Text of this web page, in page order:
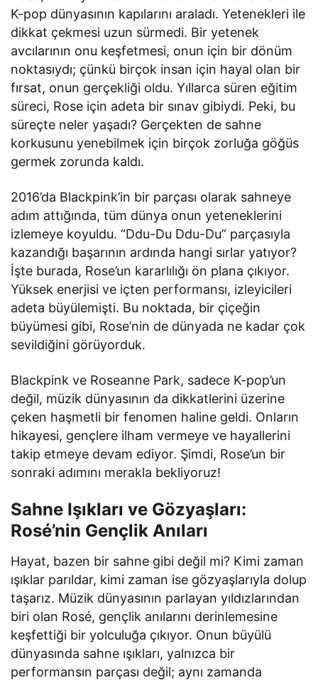
K-pop dünyasının kapılarını araladı. Yetenekleri ile
dikkat çekmesi uzun sürmedi. Bir yetenek
avcılarının onu keşfetmesi, onun için bir dönüm
noktasıydı; çünkü birçok insan için hayal olan bir
fırsat, onun gerçekliği oldu. Yıllarca süren eğitim
süreci, Rose için adeta bir sınav gibiydi. Peki, bu
süreçte neler yaşadı? Gerçekten de sahne
korkusunu yenebilmek için birçok zorluğa göğüs
germek zorunda kaldı.
2016’da Blackpink’in bir parçası olarak sahneye
adım attığında, tüm dünya onun yeteneklerini
izlemeye koyuldu. “Ddu-Du Ddu-Du” parçasıyla
kazandığı başarının ardında hangi sırlar yatıyor?
İşte burada, Rose’un kararlılığı ön plana çıkıyor.
Yüksek enerjisi ve içten performansı, izleyicileri
adeta büyülemişti. Bu noktada, bir çiçeğin
büyümesi gibi, Rose’nin de dünyada ne kadar çok
sevildiğini görüyorduk.
Blackpink ve Roseanne Park, sadece K-pop’un
değil, müzik dünyasının da dikkatlerini üzerine
çeken haşmetli bir fenomen haline geldi. Onların
hikayesi, gençlere ilham vermeye ve hayallerini
takip etmeye devam ediyor. Şimdi, Rose’un bir
sonraki adımını merakla bekliyoruz!
Sahne Işıkları ve Gözyaşları:
Rosé’nin Gençlik Anıları
Hayat, bazen bir sahne gibi değil mi? Kimi zaman
ışıklar parıldar, kimi zaman ise gözyaşlarıyla dolup
taşarız. Müzik dünyasının parlayan yıldızlarından
biri olan Rosé, gençlik anılarını derinlemesine
keşfettiği bir yolculuğa çıkıyor. Onun büyülü
dünyasında sahne ışıkları, yalnızca bir
performansın parçası değil; aynı zamanda